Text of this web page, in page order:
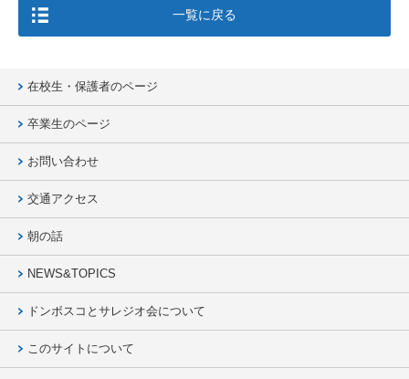
一覧に戻る
在校生・保護者のページ
卒業生のページ
お問い合わせ
交通アクセス
朝の話
NEWS&TOPICS
ドンボスコとサレジオ会について
このサイトについて